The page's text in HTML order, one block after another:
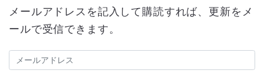
メールアドレスを記入して購読すれば、更新をメ
ールで受信できます。
メ